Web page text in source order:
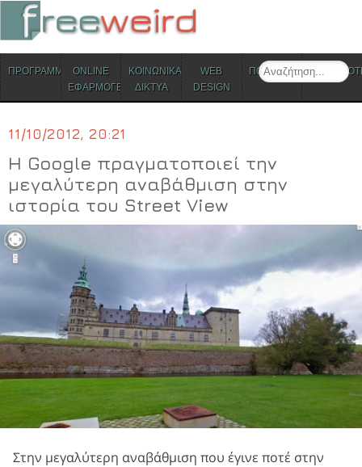
Search
Skip to content
ΠΡΟΓΡΑΜΜΑΤΑONLINE
ΕΦΑΡΜΟΓΕΣ
ΚΟΙΝΩΝΙΚΑ
ΔΙΚΤΥΑ
WEB
DESIGN
ΠΟΛΙΤΙΣΜΟΣ
11/10/2012, 20:21
Η Google πραγματοποιεί την
μεγαλύτερη αναβάθμιση στην
ιστορία του Street View
Στην μεγαλύτερη αναβάθμιση που έγινε ποτέ στην